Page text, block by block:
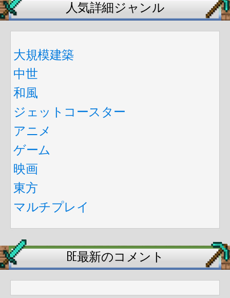
人気詳細ジャンル
大規模建築
中世
和風
ジェットコースター
アニメ
ゲーム
映画
東方
マルチプレイ
BE最新のコメント